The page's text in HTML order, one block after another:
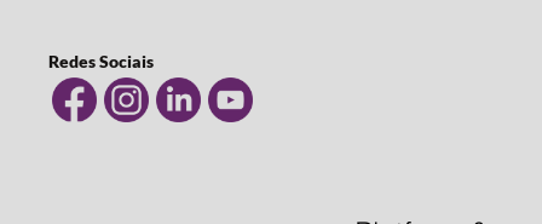
Redes Sociais